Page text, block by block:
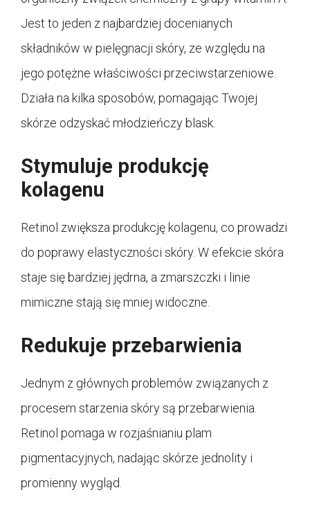
Jest to jeden z najbardziej docenianych
składników w pielęgnacji skóry, ze względu na
jego potężne właściwości przeciwstarzeniowe.
Działa na kilka sposobów, pomagając Twojej
skórze odzyskać młodzieńczy blask.
Stymuluje produkcję
kolagenu
Retinol zwiększa produkcję kolagenu, co prowadzi
do poprawy elastyczności skóry. W efekcie skóra
staje się bardziej jędrna, a zmarszczki i linie
mimiczne stają się mniej widoczne.
Redukuje przebarwienia
Jednym z głównych problemów związanych z
procesem starzenia skóry są przebarwienia.
Retinol pomaga w rozjaśnianiu plam
pigmentacyjnych, nadając skórze jednolity i
promienny wygląd.